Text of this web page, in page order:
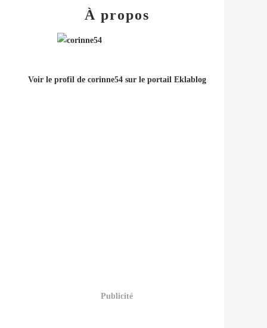
À propos
Voir le profil de corinne54sur le portail Eklablog
Publicité